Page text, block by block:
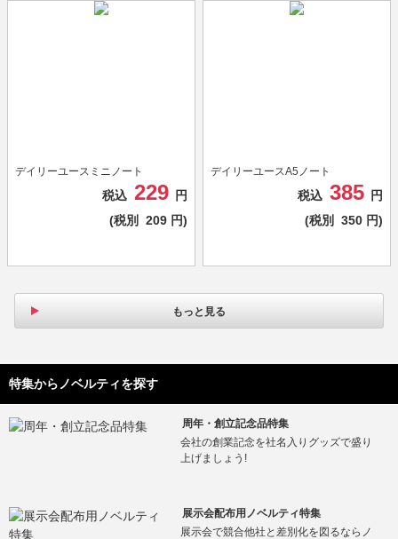
デイリーユースミニノート
税込 229
円
(税別
209 円)
デイリーユースA5ノート
税込 385
円
(税別
350 円)
もっと見る
特集からノベルティを探す
周年・創立記念品特集
会社の創業記念を社名入りグッズで盛り
上げましょう!
展示会配布用ノベルティ特集
展示会で競合他社と差別化を図るならノ